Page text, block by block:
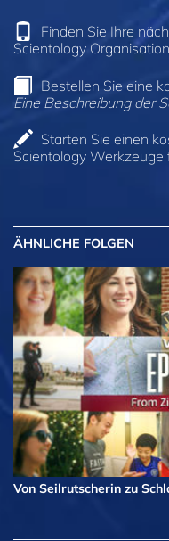
Finden Sie Ihre
Scientology Organisation
Bestellen Sie eine
Eine Beschreibung der
Starten Sie einen
Scientology Werkzeuge
ÄHNLICHE FOLGEN
Von Seilrutscherin zu